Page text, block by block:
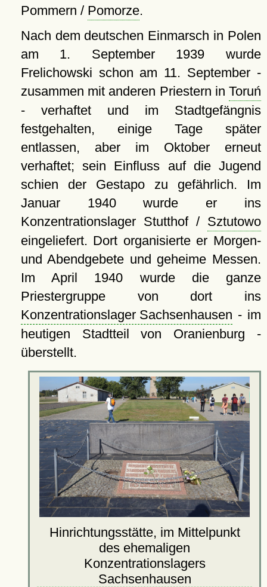
Pommern / Pomorze.
Nach dem deutschen Einmarsch in Polen
am 1. September 1939 wurde
Frelichowski schon am 11. September -
zusammen mit anderen Priestern in Toruń
- verhaftet und im Stadtgefängnis
festgehalten, einige Tage später
entlassen, aber im Oktober erneut
verhaftet; sein Einfluss auf die Jugend
schien der Gestapo zu gefährlich. Im
Januar 1940 wurde er ins
Konzentrationslager Stutthof / Sztutowo
eingeliefert. Dort organisierte er Morgen-
und Abendgebete und geheime Messen.
Im April 1940 wurde die ganze
Priestergruppe von dort ins
Konzentrationslager Sachsenhausen - im
heutigen Stadtteil von Oranienburg -
überstellt.
Hinrichtungsstätte, im Mittelpunkt
des ehemaligen
Konzentrationslagers
Sachsenhausen